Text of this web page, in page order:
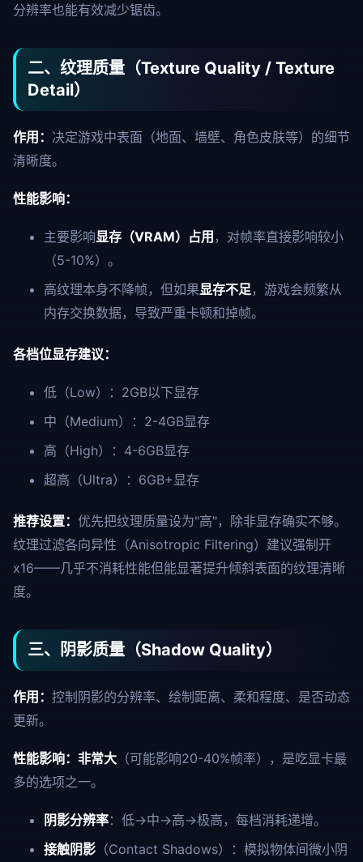
分辨率也能有效减少锯齿。
二、纹理质量（Texture Quality / Texture
Detail）
作用： 决定游戏中表面（地面、墙壁、角色皮肤等）的细节
清晰度。
性能影响：
主要影响显存（VRAM）占用 ，对帧率直接影响较小
（5-10%）。
高纹理本身不降帧，但如果显存不足，游戏会频繁从
内存交换数据，导致严重卡顿和掉帧。
各档位显存建议：
低（Low）：2GB以下显存
中（Medium）：2-4GB显存
高（High）：4-6GB显存
超高（Ultra）：6GB+显存
推荐设置： 优先把纹理质量设为"高"，除非显存确实不够。
纹理过滤各向异性（Anisotropic Filtering）建议强制开
x16——几乎不消耗性能但能显著提升倾斜表面的纹理清晰
度。
三、阴影质量（Shadow Quality）
作用： 控制阴影的分辨率、绘制距离、柔和程度、是否动态
更新。
性能影响： 非常大 （可能影响20-40%帧率），是吃显卡最
多的选项之一。
阴影分辨率：低→中→高→极高，每档消耗递增。
接触阴影（Contact Shadows）：模拟物体间微小阴